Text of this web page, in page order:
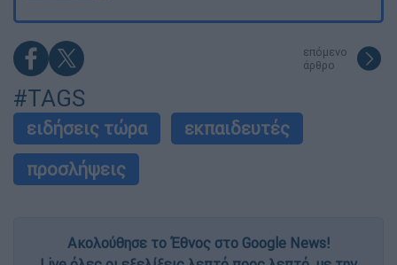
επόμενο
άρθρο
#TAGS
ειδήσεις τώρα
εκπαιδευτές
προσλήψεις
Ακολούθησε το Έθνος στο Google News!